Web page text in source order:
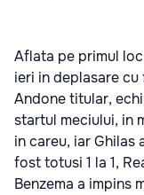
Aflata pe primul
ieri in deplasare
Andone titular,
startul meciului, in
in careu, iar Ghilas
fost totusi 1 la 1,
Benzema a impins